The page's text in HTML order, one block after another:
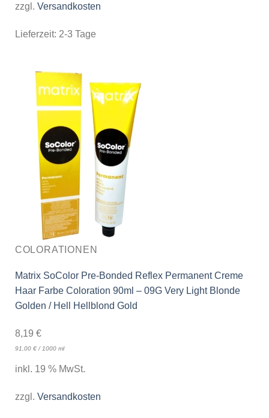
zzgl. Versandkosten
Lieferzeit: 2-3 Tage
COLORATIONEN
Matrix SoColor Pre-Bonded Reflex Permanent Creme
Haar Farbe Coloration 90ml – 09G Very Light Blonde
Golden / Hell Hellblond Gold
8,19 €
91,00 €/ 1000 ml
inkl. 19 % MwSt.
zzgl. Versandkosten